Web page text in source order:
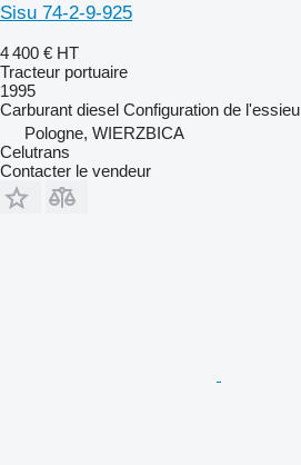
Sisu 74-2-9-925
4 400 € HT
Tracteur portuaire
1995
Carburant diesel Configuration de l'essieu
Pologne, WIERZBICA
Celutrans
Contacter le vendeur